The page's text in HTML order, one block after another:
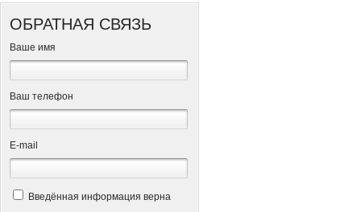
ОБРАТНАЯ СВЯЗЬ
Ваше имя
Ваш телефон
Е-mail
Введённая информация верна